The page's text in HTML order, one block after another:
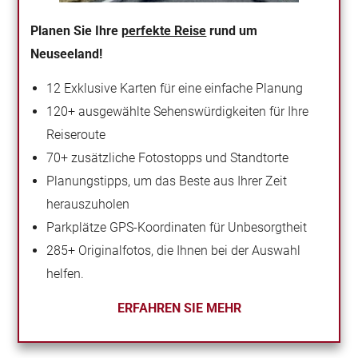
Planen Sie Ihreperfekte Reise rund um
Neuseeland!
12 Exklusive Karten für eine einfache Planung
120+ ausgewählte Sehenswürdigkeiten für Ihre
Reiseroute
70+ zusätzliche Fotostopps und Standtorte
Planungstipps, um das Beste aus Ihrer Zeit
herauszuholen
Parkplätze GPS-Koordinaten für Unbesorgtheit
285+ Originalfotos, die Ihnen bei der Auswahl
helfen.
ERFAHREN SIE MEHR